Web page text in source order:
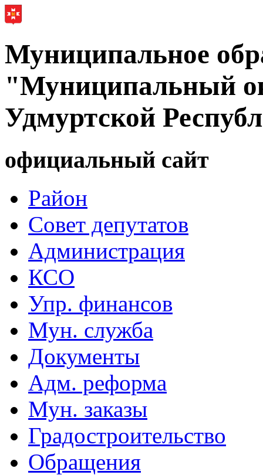
Муниципальное
"Муниципальный
Удмуртской
официальный сайт
Район
Совет депутатов
Администрация
КСО
Упр. финансов
Мун. служба
Документы
Адм. реформа
Мун. заказы
Градостроительство
Обращения